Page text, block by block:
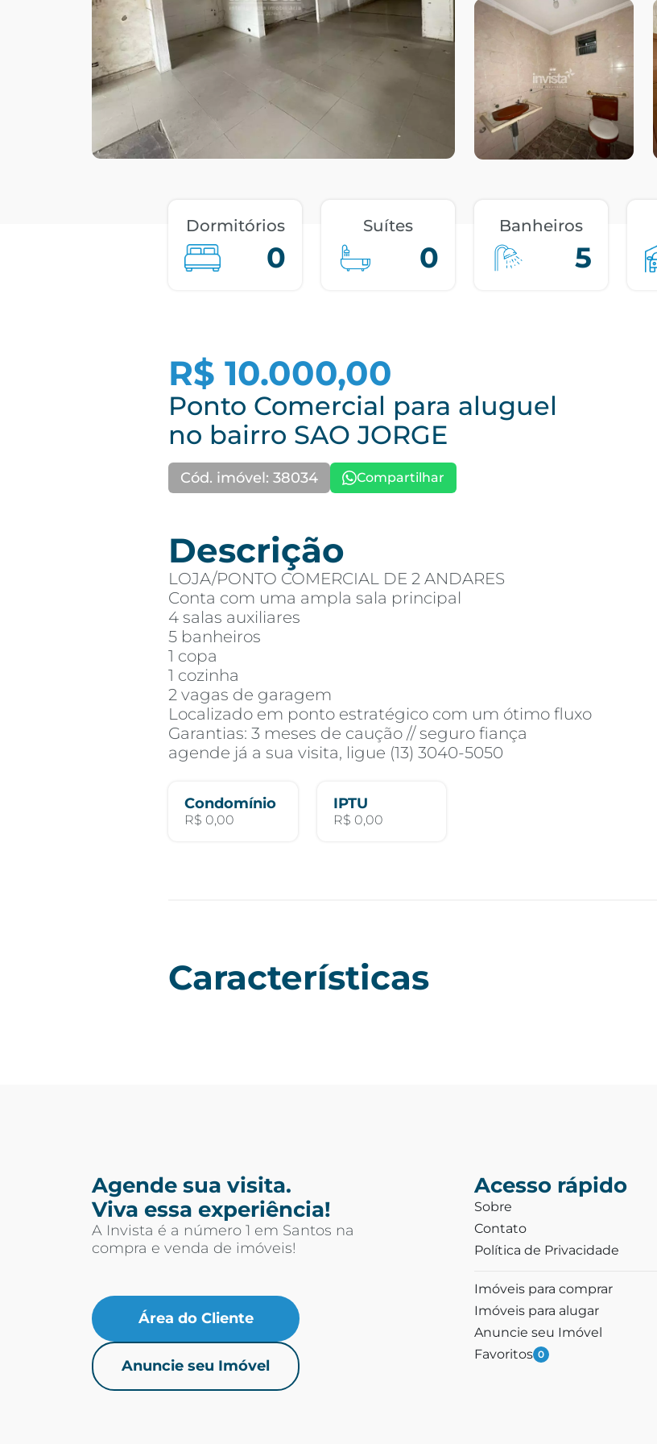
Dormitórios
0
Suítes
0
Banheiros
5
R$ 10.000,00
Ponto Comercial para aluguel
no bairro SAO JORGE
Cód. imóvel: 38034 Compartilhar
Descrição
LOJA/PONTO COMERCIAL DE 2 ANDARES
Conta com uma ampla sala principal
4 salas auxiliares
5 banheiros
1 copa
1 cozinha
2 vagas de garagem
Localizado em ponto estratégico com um ótimo fluxo
Garantias: 3 meses de caução // seguro fiança
agende já a sua visita, ligue (13) 3040-5050
Condomínio
R$ 0,00
IPTU
R$ 0,00
Características
Agende sua visita.
Viva essa experiência!
A Invista é a número 1 em Santos na
compra e venda de imóveis!
Área do Cliente
Anuncie seu Imóvel
Acesso rápido
Sobre
Contato
Política de Privacidade
Imóveis para comprar
Imóveis para alugar
Anuncie seu Imóvel
Favoritos 0